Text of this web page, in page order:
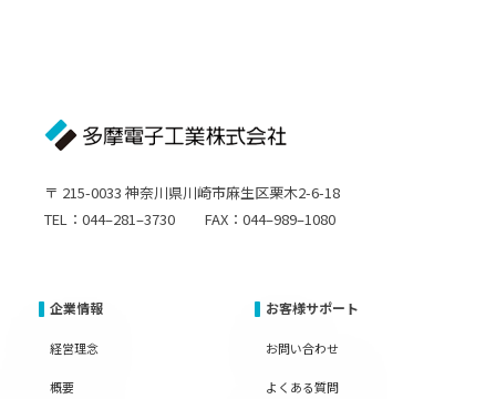
〒 215-0033 神奈川県川崎市麻生区栗木2-6-18
TEL：044–281–3730 FAX：044–989–1080
企業情報
経営理念
概要
お客様サポート
お問い合わせ
よくある質問